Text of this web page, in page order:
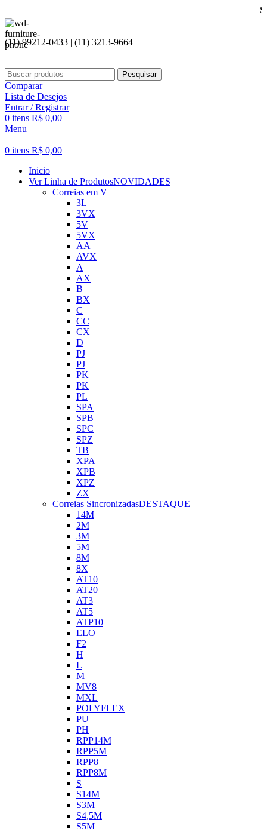
Seja bem
(11) 99212-0433 | (11) 3213-9664
Pesquisar
Comparar
Lista de Desejos
Entrar / Registrar
0 itens R$ 0,00
Menu
0 itens R$ 0,00
Inicio
Ver Linha de ProdutosNOVIDADES
Correias em V
3L
3VX
5V
5VX
AA
AVX
A
AX
B
BX
C
CC
CX
D
PJ
PJ
PK
PK
PL
SPA
SPB
SPC
SPZ
TB
XPA
XPB
XPZ
ZX
Correias SincronizadasDESTAQUE
14M
2M
3M
5M
8M
8X
AT10
AT20
AT3
AT5
ATP10
ELO
F2
H
L
M
MV8
MXL
POLYFLEX
PU
PH
RPP14M
RPP5M
RPP8
RPP8M
S
S14M
S3M
S4,5M
S5M